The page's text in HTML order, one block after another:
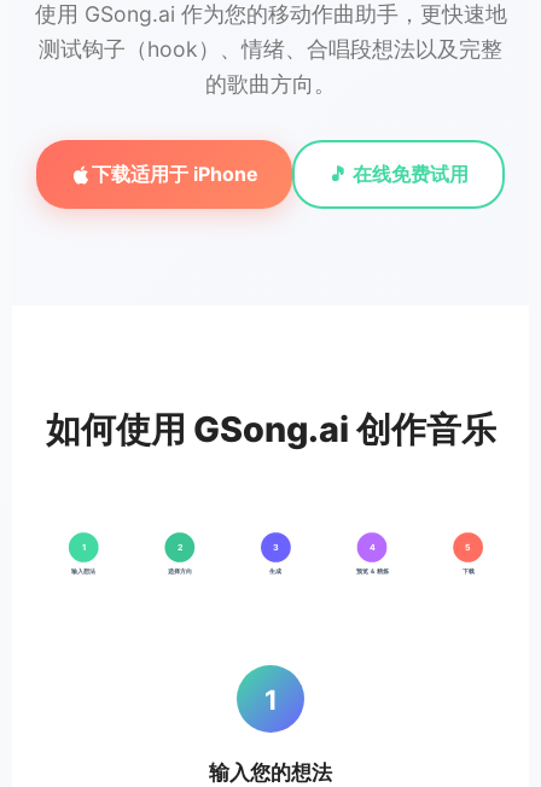
使用 GSong.ai 作为您的移动作曲助手，更快速地
测试钩子（hook）、情绪、合唱段想法以及完整
的歌曲方向。
下载适用于 iPhone 🎵 在线免费试用
如何使用 GSong.ai 创作音乐
1 2 3 4 5
输入想法 选择方向 生成 预览 ＆ 精炼 下载
1
输入您的想法